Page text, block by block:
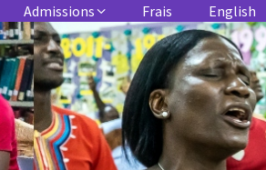
Admissions Frais English